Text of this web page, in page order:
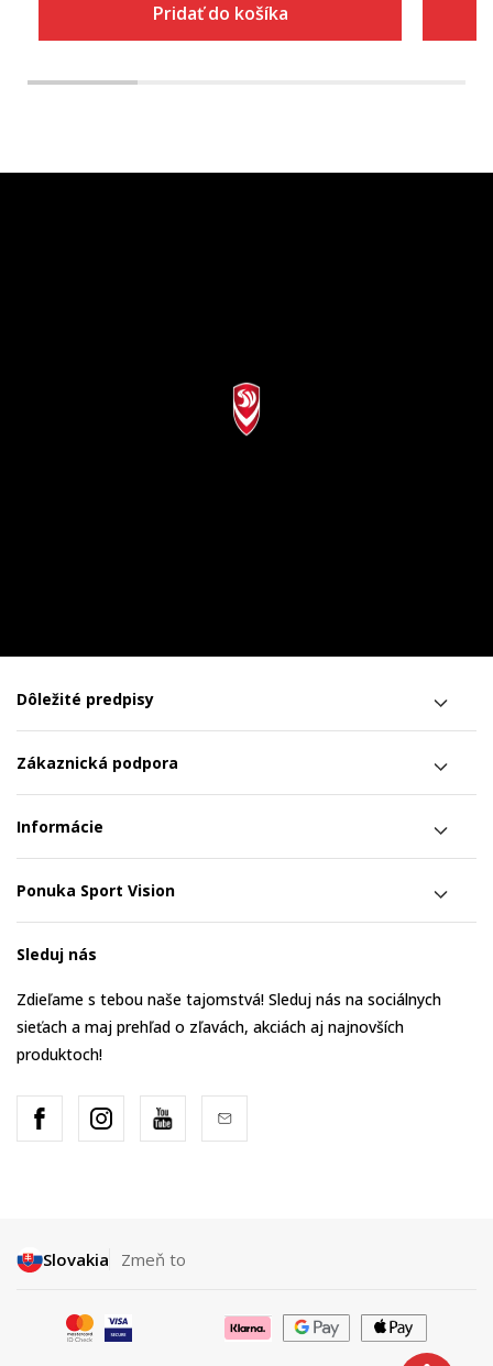
Pridať do košíka
Dôležité predpisy
Zákaznická podpora
Informácie
Ponuka Sport Vision
Sleduj nás
Zdieľame s tebou naše tajomstvá! Sleduj nás na sociálnych
sieťach a maj prehľad o zľavách, akciách aj najnovších
produktoch!
Slovakia Zmeň to